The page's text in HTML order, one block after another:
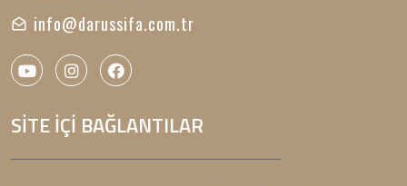
info@darussifa.com.tr
SİTE İÇİ BAĞLANTILAR